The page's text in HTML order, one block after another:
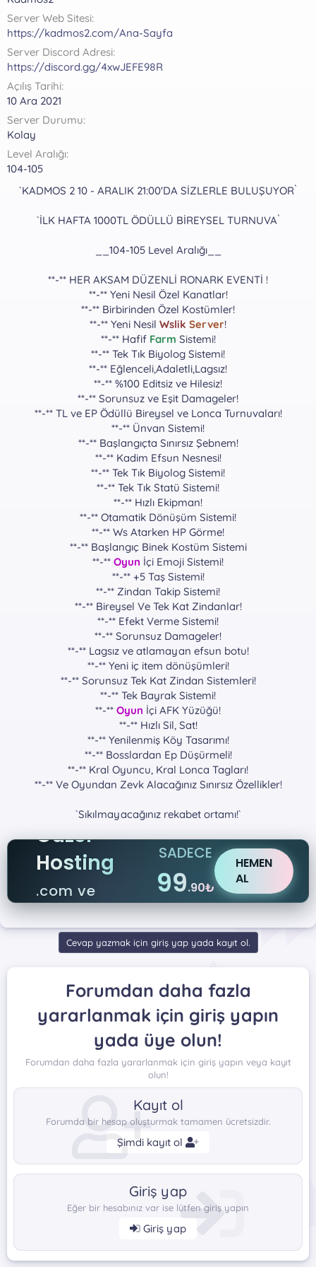
a
t
a
i
h
Server Web Sitesi
https://kadmos2.com/Ana-Sayfa
Server Discord Adresi
https://discord.gg/4xwJEFE98R
Açılış Tarihi
10 Ara 2021
Server Durumu
Kolay
Level Aralığı
104-105
`KADMOS 2 10 - ARALIK 21:00'DA SİZLERLE BULUŞUYOR`
`İLK HAFTA 1000TL ÖDÜLLÜ BİREYSEL TURNUVA`
__104-105 Level Aralığı__
**-** HER AKSAM DÜZENLİ RONARK EVENTİ !
**-** Yeni Nesil Özel Kanatlar!
**-** Birbirinden Özel Kostümler!
**-** Yeni Nesil Wslik Server!
**-** Hafif Farm Sistemi!
**-** Tek Tık Biyolog Sistemi!
**-** Eğlenceli,Adaletli,Lagsız!
**-** %100 Editsiz ve Hilesiz!
**-** Sorunsuz ve Eşit Damageler!
**-** TL ve EP Ödüllü Bireysel ve Lonca Turnuvaları!
**-** Ünvan Sistemi!
**-** Başlangıçta Sınırsız Şebnem!
**-** Kadim Efsun Nesnesi!
**-** Tek Tık Biyolog Sistemi!
**-** Tek Tık Statü Sistemi!
**-** Hızlı Ekipman!
**-** Otamatik Dönüşüm Sistemi!
**-** Ws Atarken HP Görme!
**-** Başlangıç Binek Kostüm Sistemi
**-** Oyun İçi Emoji Sistemi!
**-** +5 Taş Sistemi!
**-** Zindan Takip Sistemi!
**-** Bireysel Ve Tek Kat Zindanlar!
**-** Efekt Verme Sistemi!
**-** Sorunsuz Damageler!
**-** Lagsız ve atlamayan efsun botu!
**-** Yeni iç item dönüşümleri!
**-** Sorunsuz Tek Kat Zindan Sistemleri!
**-** Tek Bayrak Sistemi!
**-** Oyun İçi AFK Yüzüğü!
**-** Hızlı Sil, Sat!
**-** Yenilenmiş Köy Tasarımı!
**-** Bosslardan Ep Düşürmeli!
**-** Kral Oyuncu, Kral Lonca Tagları!
**-** Ve Oyundan Zevk Alacağınız Sınırsız Özellikler!
`Sıkılmayacağınız rekabet ortamı!`​
Güzel
Hosting
.com ve
.net
SADECE
99.90₺
HEMEN
AL
Cevap yazmak için giriş yap yada kayıt ol.
Forumdan daha fazla
yararlanmak için giriş yapın
yada üye olun!
Forumdan daha fazla yararlanmak için giriş yapın veya kayıt
olun!
Kayıt ol
Forumda bir hesap oluşturmak tamamen ücretsizdir.
Şimdi kayıt ol
Giriş yap
Eğer bir hesabınız var ise lütfen giriş yapın
Giriş yap